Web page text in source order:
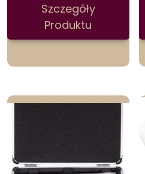
Szczegóły
Produktu